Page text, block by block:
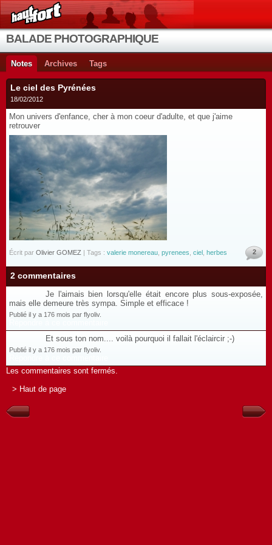
BALADE PHOTOGRAPHIQUE
Notes Archives Tags
Le ciel des Pyrénées
18/02/2012
Mon univers d'enfance, cher à mon coeur d'adulte, et que j'aime
retrouver
Écrit par Olivier GOMEZ | Tags : valerie monereau pyrenees ciel herbes 2
2 commentaires
Je l'aimais bien lorsqu'elle était encore plus sous-exposée,
mais elle demeure très sympa. Simple et efficace !
Publié il y a 176 mois par flyoliv.
Et sous ton nom.... voilà pourquoi il fallait l'éclaircir ;-)
Publié il y a 176 mois par flyoliv.
Les commentaires sont fermés.
> Haut de page